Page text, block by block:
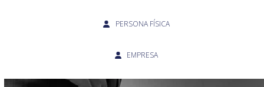
PERSONA FÍSICA
EMPRESA